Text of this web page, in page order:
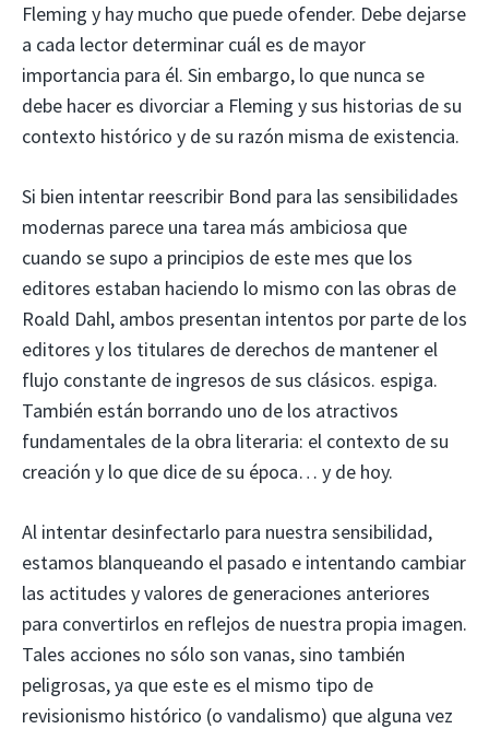
Fleming y hay mucho que puede ofender. Debe dejarse
a cada lector determinar cuál es de mayor
importancia para él. Sin embargo, lo que nunca se
debe hacer es divorciar a Fleming y sus historias de su
contexto histórico y de su razón misma de existencia.
Si bien intentar reescribir Bond para las sensibilidades
modernas parece una tarea más ambiciosa que
cuando se supo a principios de este mes que los
editores estaban haciendo lo mismo con las obras de
Roald Dahl, ambos presentan intentos por parte de los
editores y los titulares de derechos de mantener el
flujo constante de ingresos de sus clásicos. espiga.
También están borrando uno de los atractivos
fundamentales de la obra literaria: el contexto de su
creación y lo que dice de su época… y de hoy.
Al intentar desinfectarlo para nuestra sensibilidad,
estamos blanqueando el pasado e intentando cambiar
las actitudes y valores de generaciones anteriores
para convertirlos en reflejos de nuestra propia imagen.
Tales acciones no sólo son vanas, sino también
peligrosas, ya que este es el mismo tipo de
revisionismo histórico (o vandalismo) que alguna vez